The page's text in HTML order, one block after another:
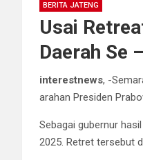
BERITA JATENG
Usai
Daerah Se
interestnews, -
arahan Presiden
Sebagai gubernur
2025. Retret tersebut